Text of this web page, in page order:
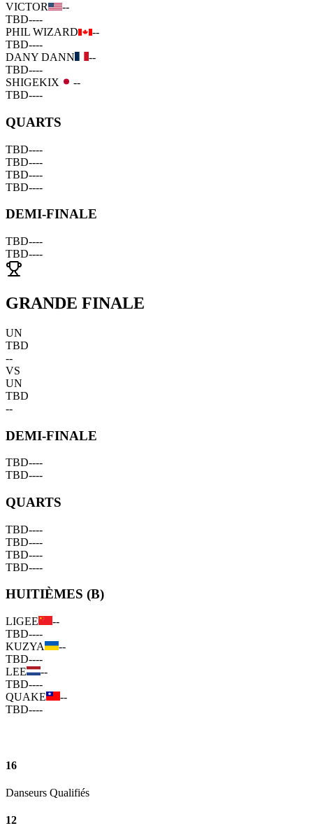
VICTOR
--
TBD----
PHIL WIZARD
--
TBD----
DANY DANN
--
TBD----
SHIGEKIX
--
TBD----
QUARTS
TBD----
TBD----
TBD----
TBD----
DEMI-FINALE
TBD----
TBD----
GRANDE FINALE
UN
TBD
--
VS
UN
TBD
--
DEMI-FINALE
TBD----
TBD----
QUARTS
TBD----
TBD----
TBD----
TBD----
HUITIÈMES (B)
LIGEE
--
TBD----
KUZYA
--
TBD----
LEE
--
TBD----
QUAKE
--
TBD----
16
Danseurs Qualifiés
12